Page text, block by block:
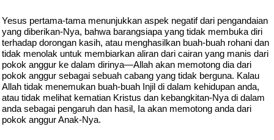
Yesus pertama-tama menunjukkan aspek negatif dari pengandaian
yang diberikan-Nya, bahwa barangsiapa yang tidak membuka diri
terhadap dorongan kasih, atau menghasilkan buah-buah rohani dan
tidak menolak untuk membiarkan aliran dari cairan yang manis dari
pokok anggur ke dalam dirinya—Allah akan memotong dia dari
pokok anggur sebagai sebuah cabang yang tidak berguna. Kalau
Allah tidak menemukan buah-buah Injil di dalam kehidupan anda,
atau tidak melihat kematian Kristus dan kebangkitan-Nya di dalam
anda sebagai pengaruh dan hasil, Ia akan memotong anda dari
pokok anggur Anak-Nya.